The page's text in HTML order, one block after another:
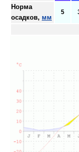
Норма
осадков, мм
5